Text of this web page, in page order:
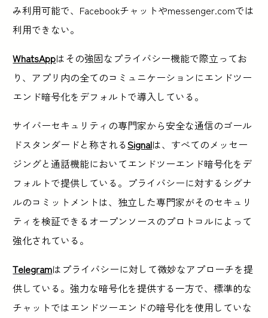
み利用可能で、Facebookチャットやmessenger.comでは
利用できない。
WhatsAppはその強固なプライバシー機能で際立ってお
り、アプリ内の全てのコミュニケーションにエンドツー
エンド暗号化をデフォルトで導入している。
サイバーセキュリティの専門家から安全な通信のゴール
ドスタンダードと称されるSignalは、すべてのメッセー
ジングと通話機能においてエンドツーエンド暗号化をデ
フォルトで提供している。プライバシーに対するシグナ
ルのコミットメントは、独立した専門家がそのセキュリ
ティを検証できるオープンソースのプロトコルによって
強化されている。
Telegramはプライバシーに対して微妙なアプローチを提
供している。強力な暗号化を提供する一方で、標準的な
チャットではエンドツーエンドの暗号化を使用していな